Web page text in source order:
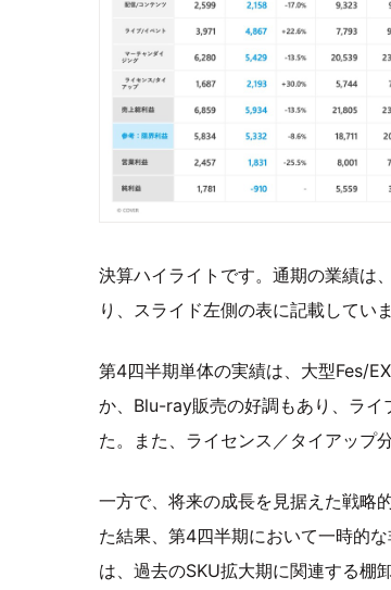
決算ハイライトです。通期の業績は
り、スライド左側の表に記載していま
第4四半期単体の実績は、大型Fes/
か、Blu-ray販売の好調もあり、ライ
た。また、ライセンス／タイアップ
一方で、将来の成長を見据えた戦略
た結果、第4四半期において一時的
は、過去のSKU拡大期に関連する棚